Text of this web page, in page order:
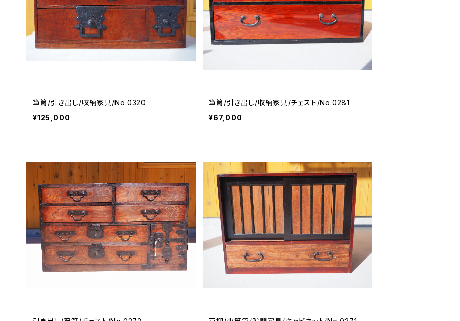
箪笥/引き出し/収納家具/No.0320
¥125,000
箪笥/引き出し/収納家具/チェスト/No.0281
¥67,000